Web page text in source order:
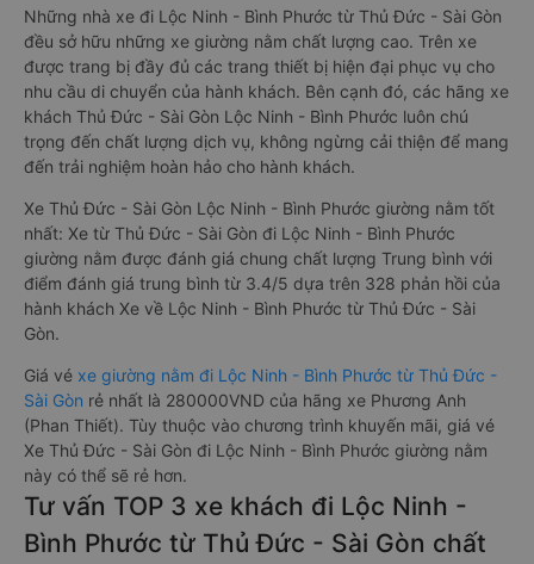
Những nhà xe đi Lộc Ninh - Bình Phước từ Thủ Đức - Sài Gòn
đều sở hữu những xe giường nằm chất lượng cao. Trên xe
được trang bị đầy đủ các trang thiết bị hiện đại phục vụ cho
nhu cầu di chuyển của hành khách. Bên cạnh đó, các hãng xe
khách Thủ Đức - Sài Gòn Lộc Ninh - Bình Phước luôn chú
trọng đến chất lượng dịch vụ, không ngừng cải thiện để mang
đến trải nghiệm hoàn hảo cho hành khách.
Xe Thủ Đức - Sài Gòn Lộc Ninh - Bình Phước giường nằm tốt
nhất: Xe từ Thủ Đức - Sài Gòn đi Lộc Ninh - Bình Phước
giường nằm được đánh giá chung chất lượng Trung bình với
điểm đánh giá trung bình từ 3.4/5 dựa trên 328 phản hồi của
hành khách Xe về Lộc Ninh - Bình Phước từ Thủ Đức - Sài
Gòn.
Giá vé xe giường nằm đi Lộc Ninh - Bình Phước từ Thủ Đức -
Sài Gòn rẻ nhất là 280000VND của hãng xe Phương Anh
(Phan Thiết). Tùy thuộc vào chương trình khuyến mãi, giá vé
Xe Thủ Đức - Sài Gòn đi Lộc Ninh - Bình Phước giường nằm
này có thể sẽ rẻ hơn.
Tư vấn TOP 3 xe khách đi Lộc Ninh -
Bình Phước từ Thủ Đức - Sài Gòn chất